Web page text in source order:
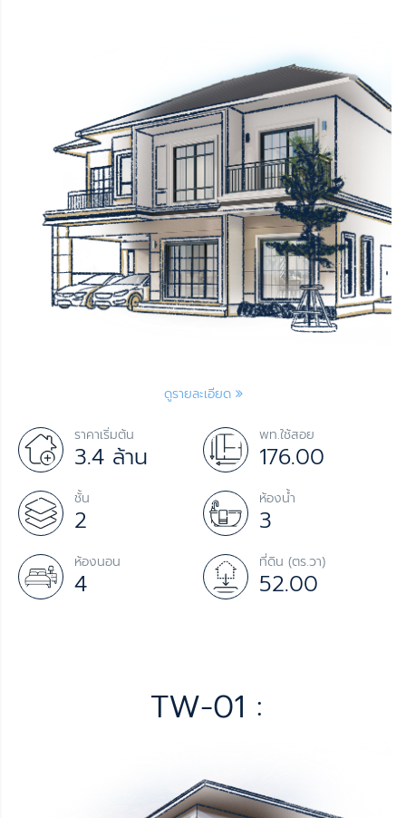
ดูรายละเอียด
ราคาเริ่มต้น
3.4 ล้าน
พท.ใช้สอย
176.00
ชั้น
2
ห้องน้ำ
3
ห้องนอน
4
ที่ดิน (ตร.วา)
52.00
TW-01 :